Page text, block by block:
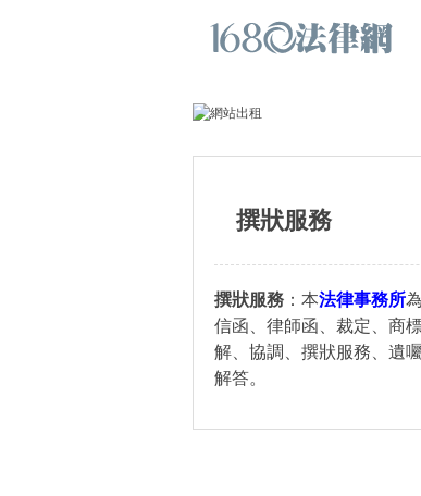
撰狀服務
撰狀服務 ： 本法律事務所
信函、律師函、裁定、商
解、協調、撰狀服務、遺
解答。